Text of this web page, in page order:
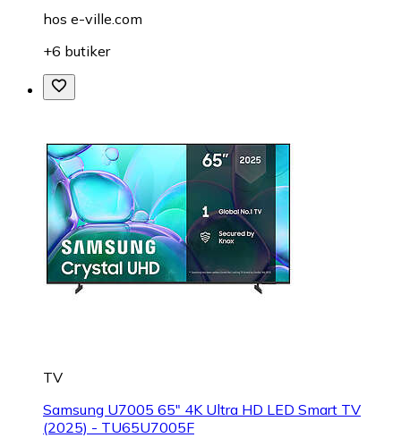
hos e-ville.com
+6 butiker
TV
Samsung U7005 65" 4K Ultra HD LED Smart TV
(2025) - TU65U7005F